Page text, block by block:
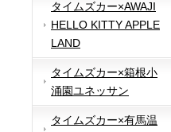
タイムズカー×AWAJI
HELLO KITTY APPLE
LAND
タイムズカー×箱根小
涌園ユネッサン
タイムズカー×有馬温